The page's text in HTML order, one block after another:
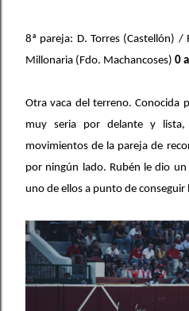
8ª pareja: D. Torres (Castellón) /
Millonaria (Fdo. Machancoses) 0
Otra vaca del terreno. Conocida
muy seria por delante y
movimientos de la pareja de
por ningún lado. Rubén le dio
uno de ellos a punto de conseguir